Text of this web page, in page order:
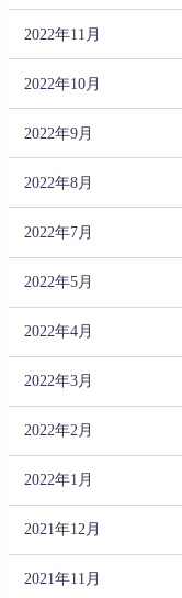
2022年11月
2022年10月
2022年9月
2022年8月
2022年7月
2022年5月
2022年4月
2022年3月
2022年2月
2022年1月
2021年12月
2021年11月